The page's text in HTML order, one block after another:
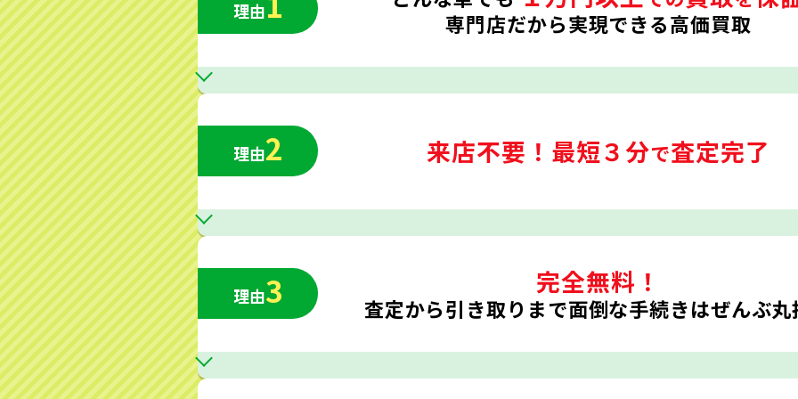
理由 専門店だから実現できる高価買取
理由2 来店不要！ 最短３分で査定完了
理由3 完全無料！
査定から引き取りまで面倒な手続きはぜんぶ